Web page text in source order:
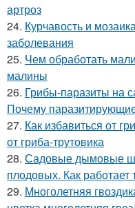
артроз
24. Курчавость и
заболевания
25. Чем обработать
малины
26. Грибы-паразиты на
Почему
27. Как избавиться от
от гриба-трутовика
28. Садовые дымовые
плодовых. Как
29. Многолетняя